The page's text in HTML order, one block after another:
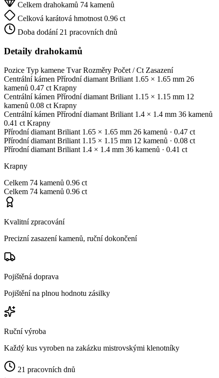
Celkem drahokamů 74 kamenů
Celková karátová hmotnost 0.96 ct
Doba dodání 21 pracovních dnů
Detaily drahokamů
Pozice Typ kamene Tvar Rozměry Počet / Ct Zasazení
Centrální kámen Přírodní diamant Briliant 1.65 × 1.65 mm 26
kamenů 0.47 ct Krapny
Centrální kámen Přírodní diamant Briliant 1.15 × 1.15 mm 12
kamenů 0.08 ct Krapny
Centrální kámen Přírodní diamant Briliant 1.4 × 1.4 mm 36 kamenů
0.41 ct Krapny
Přírodní diamant Briliant 1.65 × 1.65 mm 26 kamenů · 0.47 ct
Přírodní diamant Briliant 1.15 × 1.15 mm 12 kamenů · 0.08 ct
Přírodní diamant Briliant 1.4 × 1.4 mm 36 kamenů · 0.41 ct
Krapny
Celkem 74 kamenů 0.96 ct
Celkem 74 kamenů 0.96 ct
Kvalitní zpracování
Precizní zasazení kamenů, ruční dokončení
Pojištěná doprava
Pojištění na plnou hodnotu zásilky
Ruční výroba
Každý kus vyroben na zakázku mistrovskými klenotníky
21 pracovních dnů